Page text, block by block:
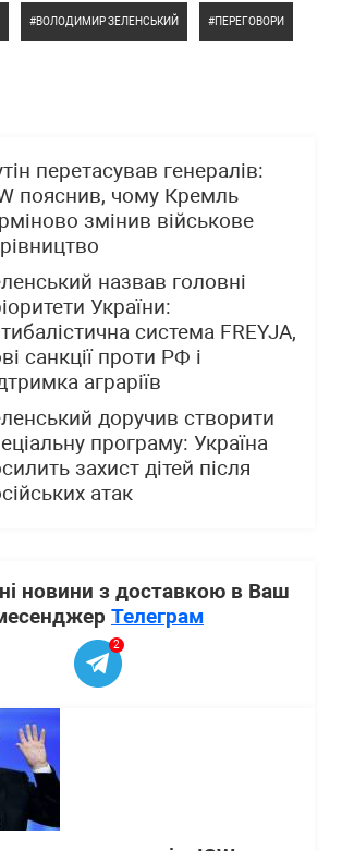
ВОЛОДИМИР ЗЕЛЕНСЬКИЙ ПЕРЕГОВОРИ
перетасував генералів:
пояснив, чому Кремль
змінив військове
назвав головні
України:
система FREYJA,
санкції проти РФ і
аграріїв
доручив створити
програму: Україна
захист дітей після
атак
новини з доставкою в Ваш
Телеграм
2